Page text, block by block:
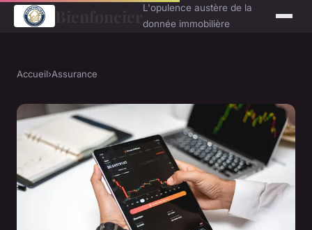
L'opulence austère de la
donnée immobilière
Accueil›Assurance